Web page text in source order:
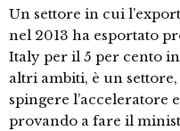
Un settore in cui
nel 2013 ha esportato
Italy per il 5 per cento
altri ambiti, è un
spingere l’acceleratore
provando a fare il